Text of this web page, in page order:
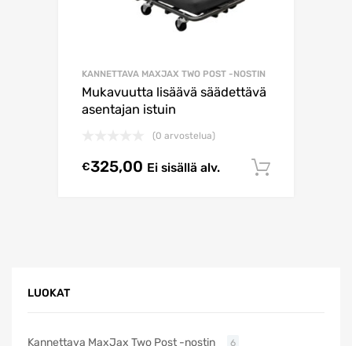
KANNETTAVA MAXJAX TWO POST -NOSTIN
Mukavuutta lisäävä säädettävä
asentajan istuin
(0 arvostelua)
€325,00 Ei sisällä alv.
LUOKAT
Kannettava MaxJax Two Post -nostin 6